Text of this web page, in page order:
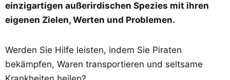
einzigartigen außerirdischen Spezies mit ihren
eigenen Zielen, Werten und Problemen.
Werden Sie Hilfe leisten, indem Sie Piraten
bekämpfen, Waren transportieren und seltsame